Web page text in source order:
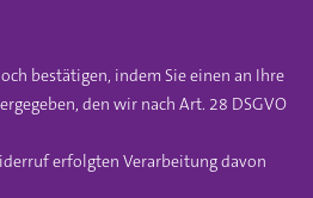
bestätigen, indem Sie einen an Ihre
den wir nach Art. 28 DSGVO
erfolgten Verarbeitung davon